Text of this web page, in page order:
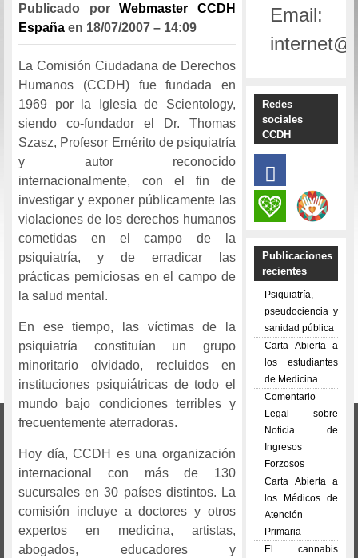
Publicado porWebmaster CCDH
España en 18/07/2007 – 14:09
La Comisión Ciudadana de Derechos
Humanos (CCDH) fue fundada en
1969 por la Iglesia de Scientology,
siendo co-fundador el Dr. Thomas
Szasz, Profesor Emérito de psiquiatría
y autor reconocido
internacionalmente, con el fin de
investigar y exponer públicamente las
violaciones de los derechos humanos
cometidas en el campo de la
psiquiatría, y de erradicar las
prácticas perniciosas en el campo de
la salud mental.
En ese tiempo, las víctimas de la
psiquiatría constituían un grupo
minoritario olvidado, recluidos en
instituciones psiquiátricas de todo el
mundo bajo condiciones terribles y
frecuentemente aterradoras.
Hoy día, CCDH es una organización
internacional con más de 130
sucursales en 30 países distintos. La
comisión incluye a doctores y otros
expertos en medicina, artistas,
abogados, educadores y
Email:
Redes
sociales
CCDH
Publicaciones
recientes
Psiquiatría,
pseudociencia y
sanidad pública
Carta Abierta a
los estudiantes
de Medicina
Comentario
Legal sobre
Noticia de
Ingresos
Forzosos
Carta Abierta a
los Médicos de
Atención
Primaria
El cannabis